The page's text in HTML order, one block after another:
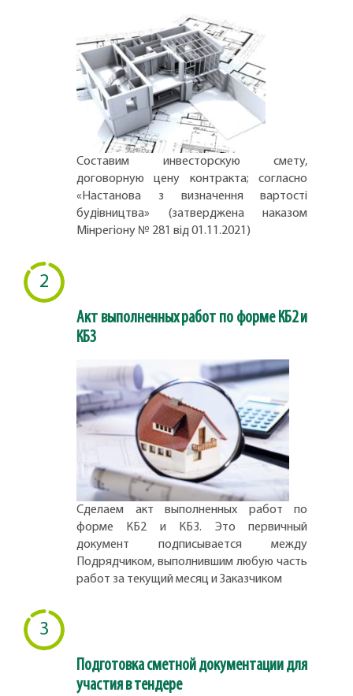
Составим инвесторскую смету,
договорную цену контракта; согласно
«Настанова з визначення вартості
будівництва» (затверджена наказом
Мінрегіону № 281 від 01.11.2021)
2
Акт выполненных работ по форме КБ2 и
КБ3
Сделаем акт выполненных работ по
форме КБ2 и КБ3. Это первичный
документ подписывается между
Подрядчиком, выполнившим любую часть
работ за текущий месяц и Заказчиком
3
Подготовка сметной документации для
участия в тендере